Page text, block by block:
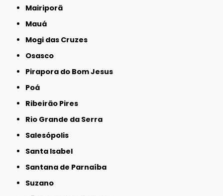
Mairiporã
Mauá
Mogi das Cruzes
Osasco
Pirapora do Bom Jesus
Poá
Ribeirão Pires
Rio Grande da Serra
Salesópolis
Santa Isabel
Santana de Parnaíba
Suzano